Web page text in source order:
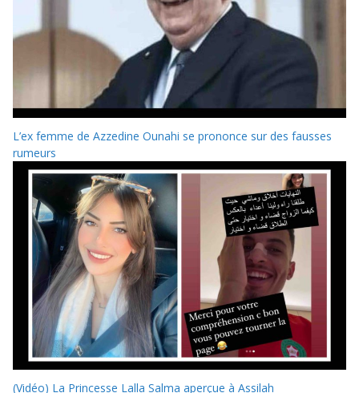
L’ex femme de Azzedine Ounahi se prononce sur des fausses
rumeurs
(Vidéo) La Princesse Lalla Salma aperçue à Assilah